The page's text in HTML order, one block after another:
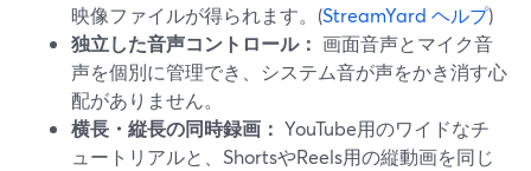
映像ファイルが得られます。(StreamYard ヘルプ)
独立した音声コントロール： 画面音声とマイク音
声を個別に管理でき、システム音が声をかき消す心
配がありません。
横長・縦長の同時録画： YouTube用のワイドなチ
ュートリアルと、ShortsやReels用の縦動画を同じ